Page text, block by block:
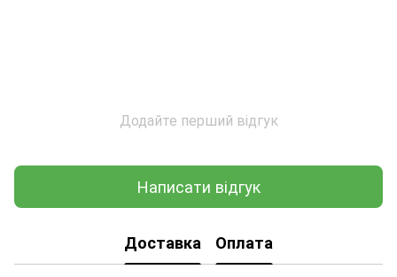
Додайте перший відгук
Написати відгук
Доставка Оплата